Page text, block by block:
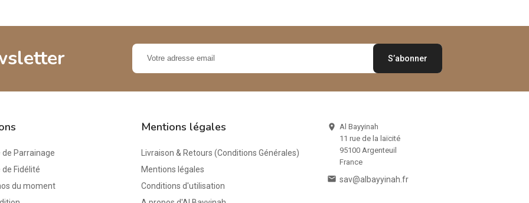
Parrainage
Fidélité
du moment
Mentions légales
Livraison & Retours (Conditions Générales)
Mentions légales
Conditions d'utilisation
 Al Bayyinah
11 rue de la laïcité
95100 Argenteuil
France
 sav@albayyinah.fr